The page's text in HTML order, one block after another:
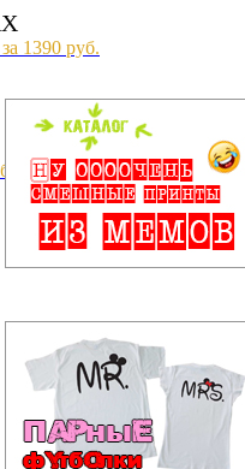
за 1390 руб.